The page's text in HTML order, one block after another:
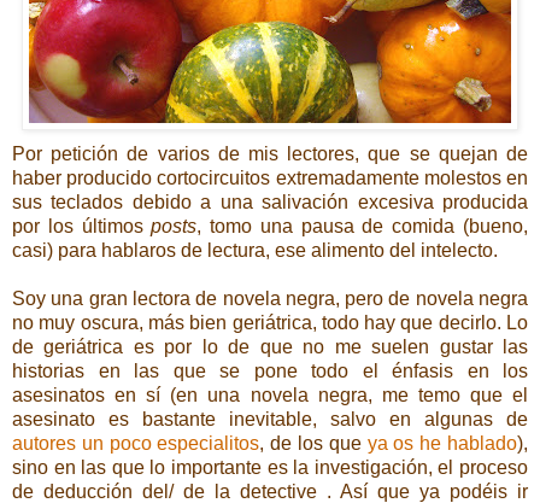
Por petición de varios de mis lectores, que se quejan de
haber producido cortocircuitos extremadamente molestos en
sus teclados debido a una salivación excesiva producida
por los últimosposts, tomo una pausa de comida (bueno,
casi) para hablaros de lectura, ese alimento del intelecto.
Soy una gran lectora de novela negra, pero de novela negra
no muy oscura, más bien geriátrica, todo hay que decirlo. Lo
de geriátrica es por lo de que no me suelen gustar las
historias en las que se pone todo el énfasis en los
asesinatos en sí (en una novela negra, me temo que el
asesinato es bastante inevitable, salvo en algunas de
autores un poco especialitos, de los que ya os he hablado),
sino en las que lo importante es la investigación, el proceso
de deducción del/ de la detective . Así que ya podéis ir